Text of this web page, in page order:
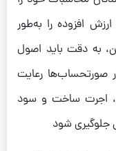
افزوده را به‌طور
به دقت باید اصول
صورتحساب‌ها رعایت
اجرت ساخت و سود
جلوگیری شود